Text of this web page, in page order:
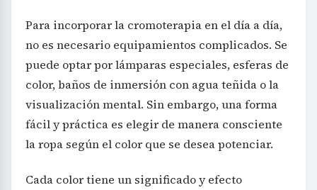
Para incorporar la cromoterapia en el día a día,
no es necesario equipamientos complicados. Se
puede optar por lámparas especiales, esferas de
color, baños de inmersión con agua teñida o la
visualización mental. Sin embargo, una forma
fácil y práctica es elegir de manera consciente
la ropa según el color que se desea potenciar.
Cada color tiene un significado y efecto